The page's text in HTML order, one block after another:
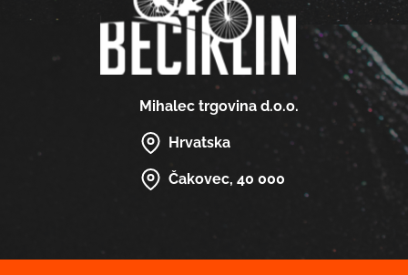
Mihalec trgovina d.o.o.
Hrvatska
Čakovec, 40 000